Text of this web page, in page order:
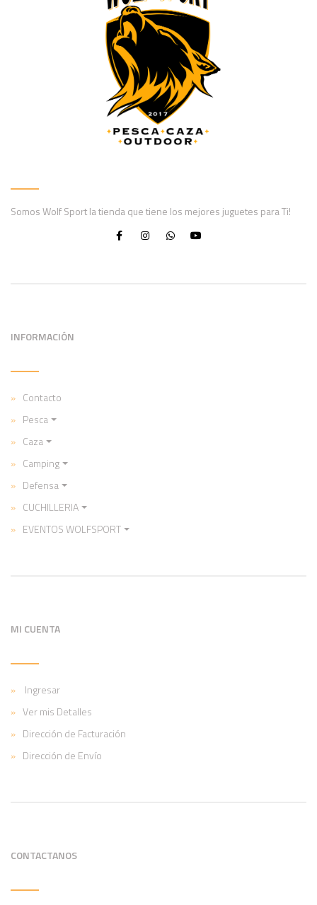
Somos Wolf Sport la tienda que tiene los mejores juguetes para Ti!
INFORMACIÓN
Contacto
Pesca
Caza
Camping
Defensa
CUCHILLERIA
EVENTOS WOLFSPORT
MI CUENTA
Ingresar
Ver mis Detalles
Dirección de Facturación
Dirección de Envío
CONTACTANOS